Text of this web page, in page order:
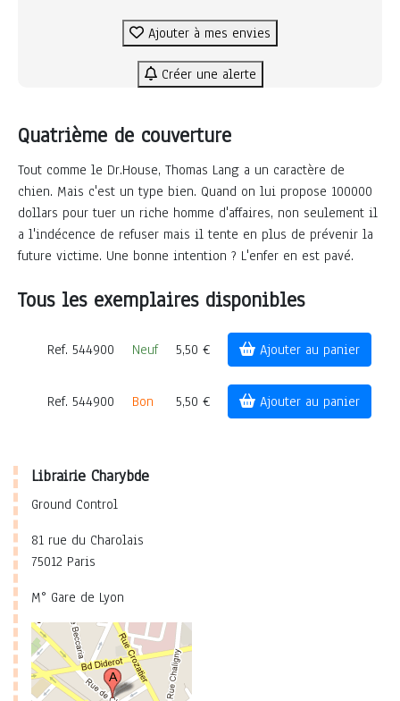
Ajouter à mes envies
Créer une alerte
Quatrième de couverture
Tout comme le Dr.House, Thomas Lang a un caractère de
chien. Mais c'est un type bien. Quand on lui propose 100000
dollars pour tuer un riche homme d'affaires, non seulement il
a l'indécence de refuser mais il tente en plus de prévenir la
future victime. Une bonne intention ? L'enfer en est pavé.
Tous les exemplaires disponibles
Ref. 544900 Neuf 5,50 € Ajouter au panier
Ref. 544900 Bon 5,50 € Ajouter au panier
Librairie Charybde
Ground Control
81 rue du Charolais
75012 Paris
M° Gare de Lyon